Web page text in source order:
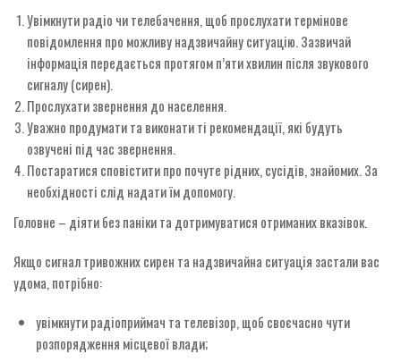
Увімкнути радіо чи телебачення, щоб прослухати термінове
повідомлення про можливу надзвичайну ситуацію. Зазвичай
інформація передається протягом п’яти хвилин після звукового
сигналу (сирен).
Прослухати звернення до населення.
Уважно продумати та виконати ті рекомендації, які будуть
озвучені під час звернення.
Постаратися сповістити про почуте рідних, сусідів, знайомих. За
необхідності слід надати їм допомогу.
Головне – діяти без паніки та дотримуватися отриманих вказівок.
Якщо сигнал тривожних сирен та надзвичайна ситуація застали вас
удома, потрібно:
увімкнути радіоприймач та телевізор, щоб своєчасно чути
розпорядження місцевої влади;